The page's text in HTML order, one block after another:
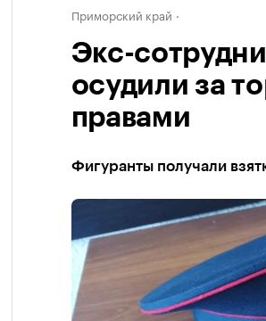
Приморский край
Экс-
осудили за
правами
Фигуранты получали